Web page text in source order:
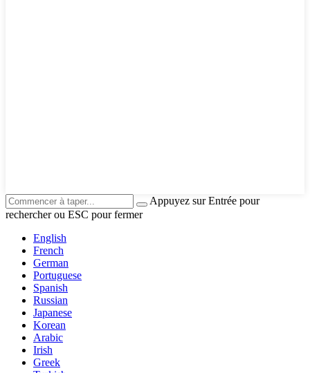
Appuyez sur Entrée pour
rechercher ou ESC pour fermer
English
French
German
Portuguese
Spanish
Russian
Japanese
Korean
Arabic
Irish
Greek